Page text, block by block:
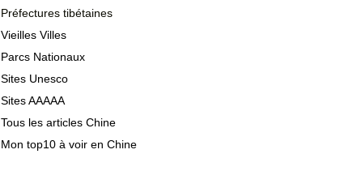
Préfectures tibétaines
Vieilles Villes
Parcs Nationaux
Sites Unesco
Sites AAAAA
Tous les articles Chine
Mon top10 à voir en Chine